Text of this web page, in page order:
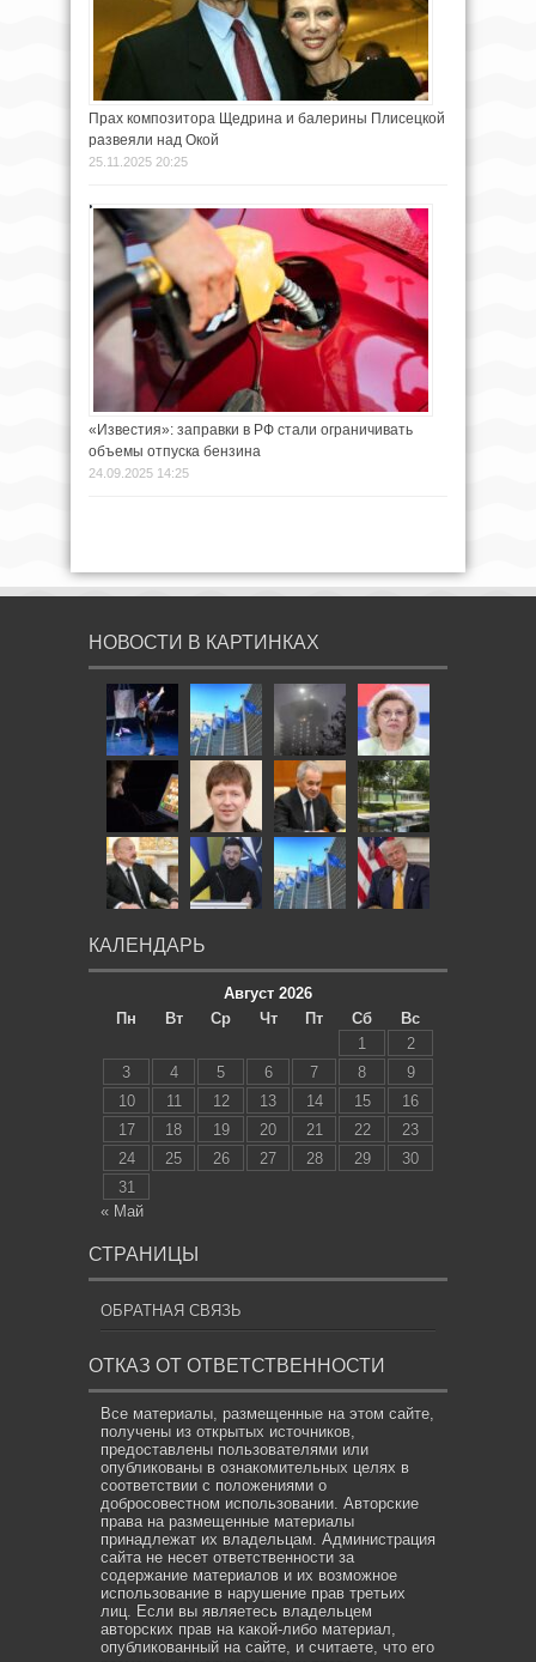
Прах композитора Щедрина и балерины Плисецкой
развеяли над Окой
25.11.2025 20:25
«Известия»: заправки в РФ стали ограничивать
объемы отпуска бензина
24.09.2025 14:25
НОВОСТИ В КАРТИНКАХ
КАЛЕНДАРЬ
Август 2026
Пн
Вт Ср Чт Пт Сб
Вс
1
2
3
4 5 6 7 8
9
10
11 12 13 14 15
16
17
18 19 20 21 22
23
24
25 26 27 28 29
30
31
« Май
СТРАНИЦЫ
ОБРАТНАЯ СВЯЗЬ
ОТКАЗ ОТ ОТВЕТСТВЕННОСТИ
Все материалы, размещенные на этом сайте,
получены из открытых источников,
предоставлены пользователями или
опубликованы в ознакомительных целях в
соответствии с положениями о
добросовестном использовании. Авторские
права на размещенные материалы
принадлежат их владельцам. Администрация
сайта не несет ответственности за
содержание материалов и их возможное
использование в нарушение прав третьих
лиц. Если вы являетесь владельцем
авторских прав на какой-либо материал,
опубликованный на сайте, и считаете, что его